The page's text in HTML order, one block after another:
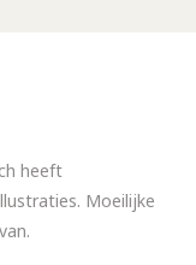
heeft
Moeilijke